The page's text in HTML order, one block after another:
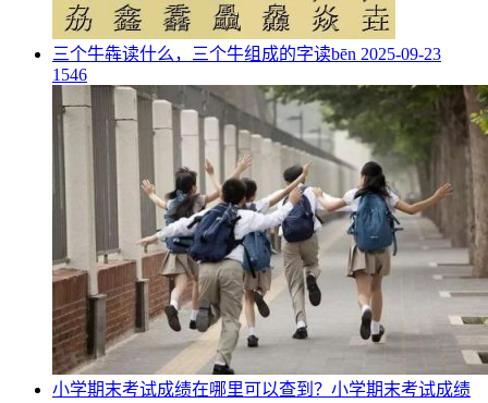
​三个牛犇读什么，三个牛组成的字读bēn 2025-09-23
1546
​小学期末考试成绩在哪里可以查到？小学期末考试成绩